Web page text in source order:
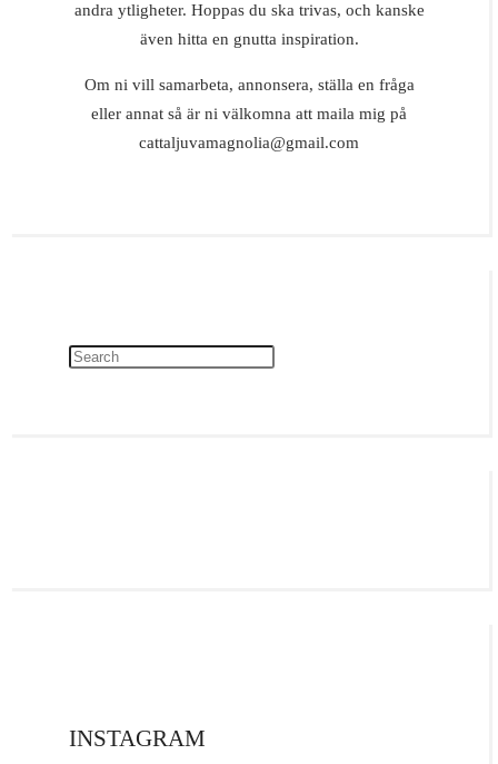
andra ytligheter. Hoppas du ska trivas, och kanske
även hitta en gnutta inspiration.
Om ni vill samarbeta, annonsera, ställa en fråga
eller annat så är ni välkomna att maila mig på
cattaljuvamagnolia@gmail.com
INSTAGRAM